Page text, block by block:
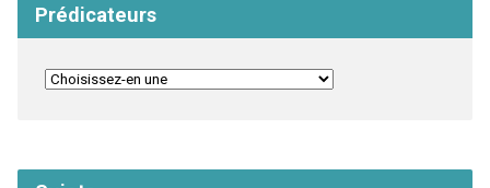
Prédicateurs